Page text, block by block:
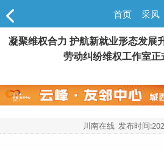
首页 采风
凝聚维权合力 护航新就业形态发
劳动纠纷维权工作室
川南在线 发布时间: